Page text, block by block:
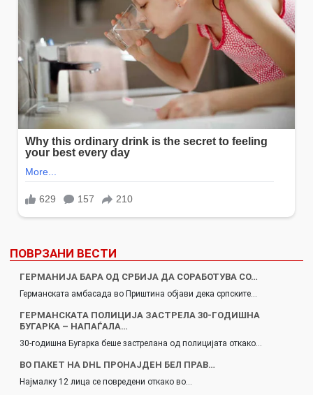
ПОВРЗАНИ ВЕСТИ
ГЕРМАНИЈА БАРА ОД СРБИЈА ДА СОРАБОТУВА СО…
Германската амбасада во Приштина објави дека српските…
ГЕРМАНСКАТА ПОЛИЦИЈА ЗАСТРЕЛА 30-ГОДИШНА
БУГАРКА – НАПАЃАЛА…
30-годишна Бугарка беше застрелана од полицијата откако…
ВО ПАКЕТ НА DHL ПРОНАЈДЕН БЕЛ ПРАВ…
Најмалку 12 лица се повредени откако во…